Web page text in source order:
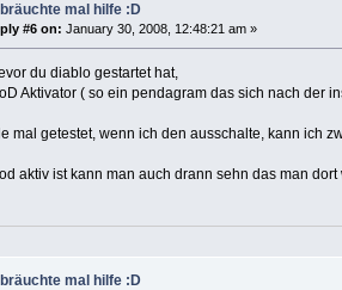
mal hilfe :D
#6 on: January 30, 2008, 12:48:21 am »
du diablo gestartet hat,
Aktivator ( so ein pendagram das sich nach der
mal getestet, wenn ich den ausschalte, kann ich
aktiv ist kann man auch drann sehn das man
mal hilfe :D